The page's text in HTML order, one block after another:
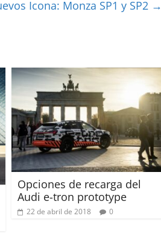
Icona: Monza SP1 y SP2 →
Opciones de recarga del
Audi e-tron prototype
22 de abril de 2018 0